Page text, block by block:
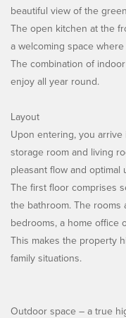
beautiful view of the
The open kitchen at the
a welcoming space
The combination of
enjoy all year round.
Layout
Upon entering, you
storage room and living
pleasant flow and optimal
The first floor comprises
the bathroom. The rooms
bedrooms, a home office
This makes the property
family situations.
Outdoor space – a true